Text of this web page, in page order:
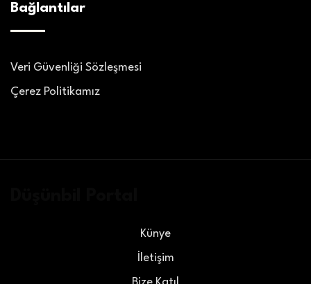
Bağlantılar
Veri Güvenliği Sözleşmesi
Çerez Politikamız
Künye
İletişim